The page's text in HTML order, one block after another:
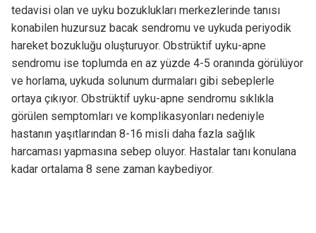
tedavisi olan ve uyku bozuklukları merkezlerinde tanısı
konabilen huzursuz bacak sendromu ve uykuda periyodik
hareket bozukluğu oluşturuyor. Obstrüktif uyku-apne
sendromu ise toplumda en az yüzde 4-5 oranında görülüyor
ve horlama, uykuda solunum durmaları gibi sebeplerle
ortaya çıkıyor. Obstrüktif uyku-apne sendromu sıklıkla
görülen semptomları ve komplikasyonları nedeniyle
hastanın yaşıtlarından 8-16 misli daha fazla sağlık
harcaması yapmasına sebep oluyor. Hastalar tanı konulana
kadar ortalama 8 sene zaman kaybediyor.